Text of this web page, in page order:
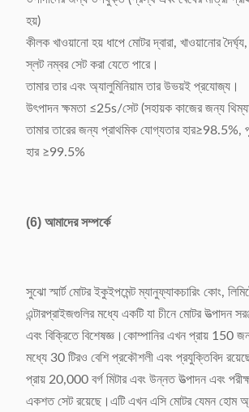
হয়)
কীলক খাওয়ানো হয় ধাপে মোটর দ্বারা, খাওয়ানোর
স্লট নম্বর সেট করা যেতে পারে।
তামার তার এবং অ্যালুমিনিয়াম তার উভয়ই প্রযোজ্য।
উৎপাদন ক্ষমতা ≤25s/সেট (সহায়ক কাজের জন্য
তামার তারের জন্য প্রাথমিক যোগ্যতার হার≥98.5%,
হার ≥99.5%
(6) আমাদের সম্পর্কে
সুঝো স্মার্ট মোটর ইকুইপমেন্ট ম্যানুফ্যাকচারিং কোং,
এন্টারপ্রাইজগুলির মধ্যে একটি যা চীনে মোটর উত্পাদন
এবং বিক্রিতে বিশেষজ্ঞ।কোম্পানির এখন প্রায় 150 জন
মধ্যে 30 টিরও বেশি প্রকৌশলী এবং প্রযুক্তিবিদ রয়েছে,
প্রায় 20,000 বর্গ মিটার এবং উন্নত উত্পাদন এবং
একশত সেট রয়েছে।এটি এখন এসি মোটর যেমন হোম